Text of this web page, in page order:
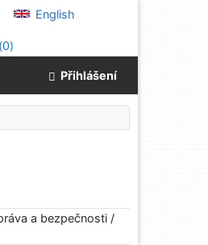
English
0)
Přihlášení
a bezpečnosti /